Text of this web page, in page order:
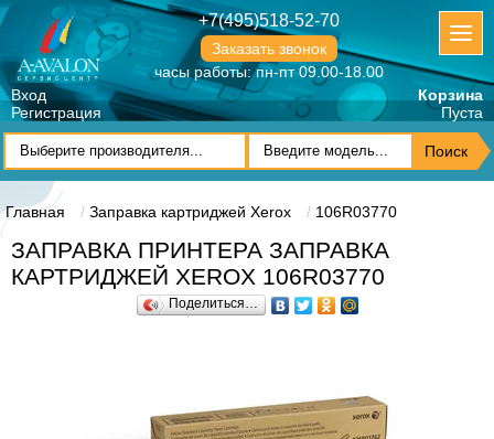
+7(495)518-52-70
Заказать звонок
часы работы: пн-пт 09.00-18.00
Вход
Регистрация
Корзина
Пуста
Главная Заправка картриджей Xerox 106R03770
ЗАПРАВКА ПРИНТЕРА ЗАПРАВКА
КАРТРИДЖЕЙ XEROX 106R03770
Поделиться…